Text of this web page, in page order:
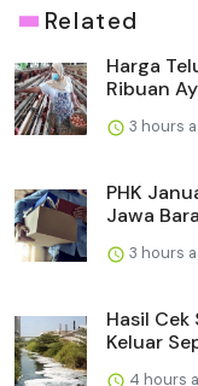
Related
Harga
Ribuan
3 hours
PHK
Jawa
3 hours
Hasil
Keluar
4 hours